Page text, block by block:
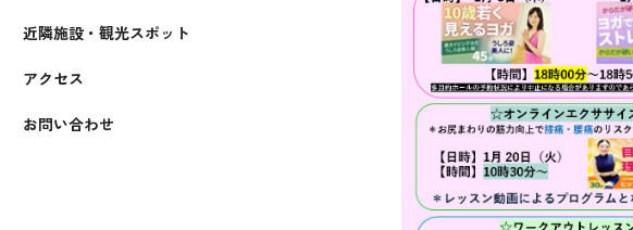
近隣施設・観光スポット
アクセス
お問い合わせ